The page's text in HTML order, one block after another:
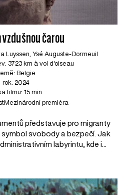
vzdušnou čarou
Luyssen, Ysé Auguste-Dormeuil
3723 km à vol d'oiseau
Belgie
rok: 2024
filmu: 15 min.
Mezinárodní premiéra
představuje pro migranty
svobody a bezpečí. Jak
labyrintu, kde i...